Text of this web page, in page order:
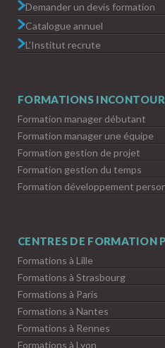
Demander un devis formation
Catalogue annuel
L’Institut recrute
FORMATIONS
Formation manager débutant
Formation manager une équipe
Formation gestion de projet
Formation gestion du temps
Formation développement
CENTRES DE FORMATION
Formations à Lille
Formations à Strasbourg
Formations à Paris
Formations à Nantes
Formations à Rennes
Formations à Lyon